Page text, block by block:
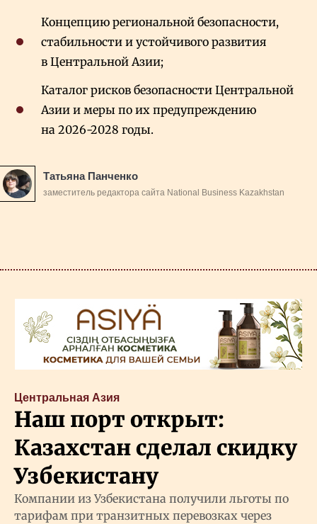
Концепцию региональной безопасности,
стабильности и устойчивого развития
в Центральной Азии;
Каталог рисков безопасности Центральной
Азии и меры по их предупреждению
на 2026-2028 годы.
Татьяна Панченко
заместитель редактора сайта National Business Kazakhstan
Центральная Азия
Наш порт открыт:
Казахстан сделал скидку
Узбекистану
Компании из Узбекистана получили льготы по
тарифам при транзитных перевозках через